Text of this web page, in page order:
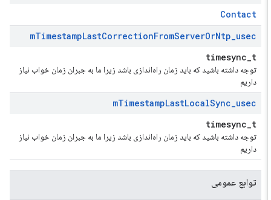
Contact
mTimestampLastCorrectionFromServerOrNtp_usec
timesync_t
توجه داشته باشید که باید زمان راه‌اندازی باشد زیرا ما به جبران زمان خواب نیاز
داریم
mTimestampLastLocalSync_usec
timesync_t
توجه داشته باشید که باید زمان راه‌اندازی باشد زیرا ما به جبران زمان خواب نیاز
داریم
توابع عمومی